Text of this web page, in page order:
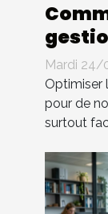
d'un
Mardi
Optimiser
pour de
surtout